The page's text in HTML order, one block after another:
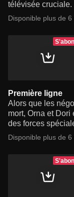
télévisée cruciale.
Disponible plus de 6
Première ligne
Alors que les
mort, Orna et
des forces
Disponible plus de 6